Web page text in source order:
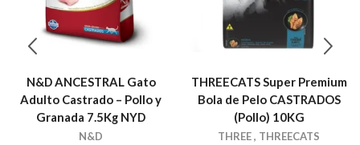
N&D ANCESTRAL Gato
Adulto Castrado – Pollo y
Granada 7.5Kg NYD
N&D
THREECATS Super Premium
Bola de Pelo CASTRADOS
(Pollo) 10KG
THREE, THREECATS